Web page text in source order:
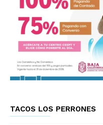
TACOS LOS PERRONES